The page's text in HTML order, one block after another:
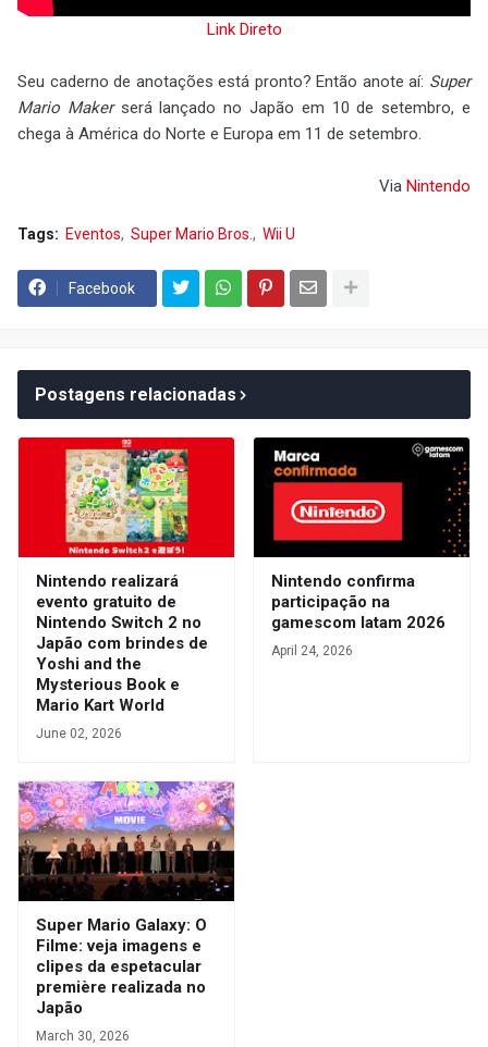
Link Direto
Seu caderno de anotações está pronto? Então anote aí: Super
Mario Makerserá lançado no Japão em 10 de setembro, e
chega à América do Norte e Europa em 11 de setembro.
Via Nintendo
Tags: Eventos Super Mario Bros. Wii U
Facebook
Postagens relacionadas
Nintendo realizará
evento gratuito de
Nintendo Switch 2 no
Japão com brindes de
Yoshi and the
Mysterious Book e
Mario Kart World
June 02, 2026
Nintendo confirma
participação na
gamescom latam 2026
April 24, 2026
Super Mario Galaxy: O
Filme: veja imagens e
clipes da espetacular
première realizada no
Japão
March 30, 2026